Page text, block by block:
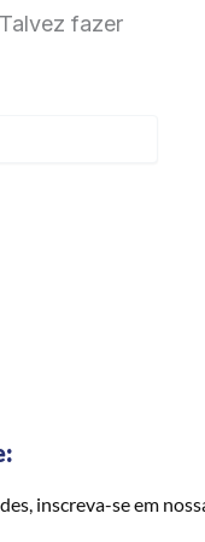
fazer
inscreva-se em